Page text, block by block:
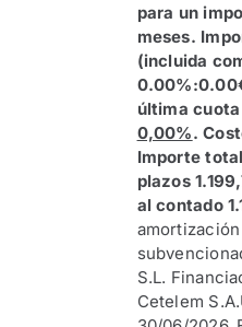
para un
meses.
(incluida
última
0,00%.
Importe
plazos
al contado
S.L.
Cetelem